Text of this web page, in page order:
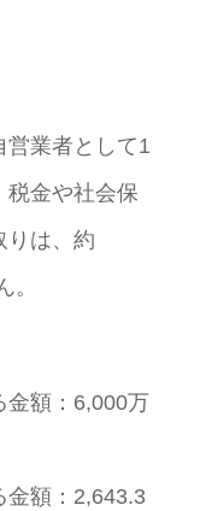
営業者として1
税金や社会保
りは、約
。
金額：6,000万
金額：2,643.3